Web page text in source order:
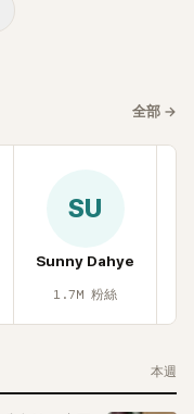
全部 →
SU
Sunny Dahye
1.7M 粉絲
本週